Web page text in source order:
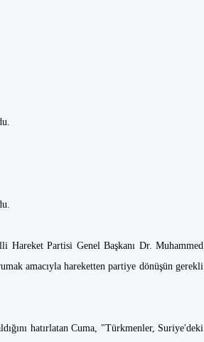
Hareket Partisi Genel Başkanı Dr. Muhammed
amacıyla hareketten partiye dönüşün gerekli
hatırlatan Cuma, "Türkmenler, Suriye'deki